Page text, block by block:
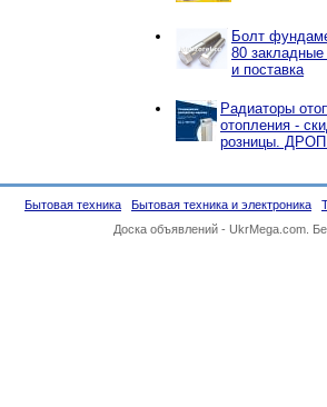
Болт
80
и поставка
Радиаторы
отопления -
розницы.
Бытовая техника Бытовая техника и электроника
Доска объявлений - UkrMega.com.